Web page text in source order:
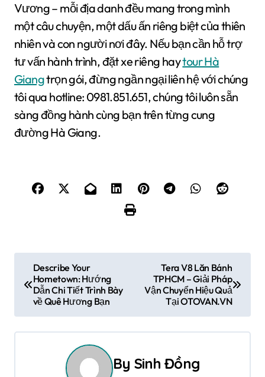
Vương – mỗi địa danh đều mang trong mình
một câu chuyện, một dấu ấn riêng biệt của thiên
nhiên và con người nơi đây. Nếu bạn cần hỗ trợ
tư vấn hành trình, đặt xe riêng haytour Hà
Giangtrọn gói, đừng ngần ngại liên hệ với chúng
tôi qua hotline: 0981.851.651, chúng tôi luôn sẵn
sàng đồng hành cùng bạn trên từng cung
đường Hà Giang.
ề
u
Describe Your
Hometown: Hướng
Dẫn Chi Tiết Trình Bày
về Quê Hương Bạn
Tera V8 Lăn Bánh
TPHCM – Giải Pháp
Vận Chuyển Hiệu Quả
Tại OTOVAN.VN
By Sinh Đồng